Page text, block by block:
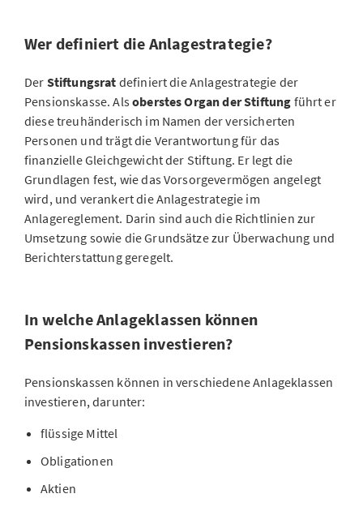
Wer definiert die Anlagestrategie?
Der Stiftungsrat definiert die Anlagestrategie der
Pensionskasse. Alsoberstes Organ der Stiftung führt er
diese treuhänderisch im Namen der versicherten
Personen und trägt die Verantwortung für das
finanzielle Gleichgewicht der Stiftung. Er legt die
Grundlagen fest, wie das Vorsorgevermögen angelegt
wird, und verankert die Anlagestrategie im
Anlagereglement. Darin sind auch die Richtlinien zur
Umsetzung sowie die Grundsätze zur Überwachung und
Berichterstattung geregelt.
In welche Anlageklassen können
Pensionskassen investieren?
Pensionskassen können in verschiedene Anlageklassen
investieren, darunter:
flüssige Mittel
Obligationen
Aktien